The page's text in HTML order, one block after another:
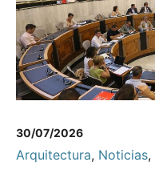
30/07/2026
Arquitectura, Noticias,